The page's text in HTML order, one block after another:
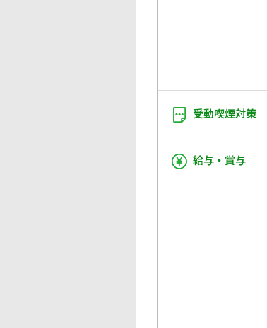
受動喫煙対策
給与・賞与